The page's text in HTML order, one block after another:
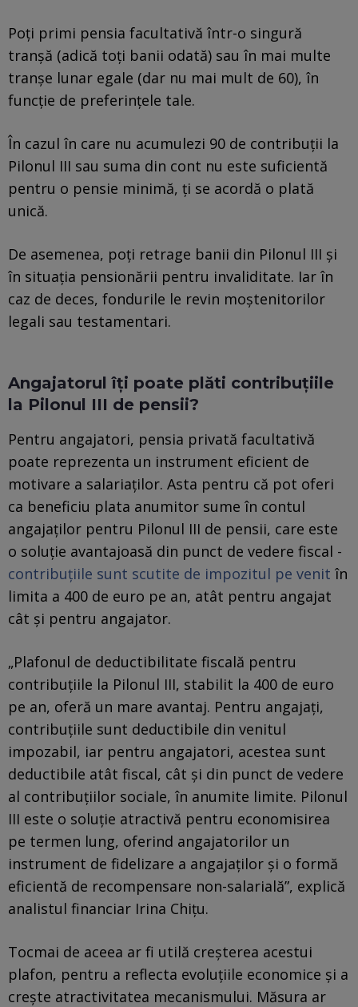
Poți primi pensia facultativă într-o singură
tranșă (adică toți banii odată) sau în mai multe
tranșe lunar egale (dar nu mai mult de 60), în
funcție de preferințele tale.
În cazul în care nu acumulezi 90 de contribuţii la
Pilonul III sau suma din cont nu este suficientă
pentru o pensie minimă, ți se acordă o plată
unică.
De asemenea, poți retrage banii din Pilonul III și
în situația pensionării pentru invaliditate. Iar în
caz de deces, fondurile le revin moștenitorilor
legali sau testamentari.
Angajatorul îți poate plăti contribuțiile
la Pilonul III de pensii?
Pentru angajatori, pensia privată facultativă
poate reprezenta un instrument eficient de
motivare a salariaţilor. Asta pentru că pot oferi
ca beneficiu plata anumitor sume în contul
angajaților pentru Pilonul III de pensii, care este
o soluţie avantajoasă din punct de vedere fiscal -
contribuțiile sunt scutite de impozitul pe venit în
limita a 400 de euro pe an, atât pentru angajat
cât și pentru angajator.
„Plafonul de deductibilitate fiscală pentru
contribuțiile la Pilonul III, stabilit la 400 de euro
pe an, oferă un mare avantaj. Pentru angajați,
contribuțiile sunt deductibile din venitul
impozabil, iar pentru angajatori, acestea sunt
deductibile atât fiscal, cât și din punct de vedere
al contribuțiilor sociale, în anumite limite. Pilonul
III este o soluție atractivă pentru economisirea
pe termen lung, oferind angajatorilor un
instrument de fidelizare a angajaților și o formă
eficientă de recompensare non-salarială”, explică
analistul financiar Irina Chițu.
Tocmai de aceea ar fi utilă creșterea acestui
plafon, pentru a reflecta evoluțiile economice și a
crește atractivitatea mecanismului. Măsura ar